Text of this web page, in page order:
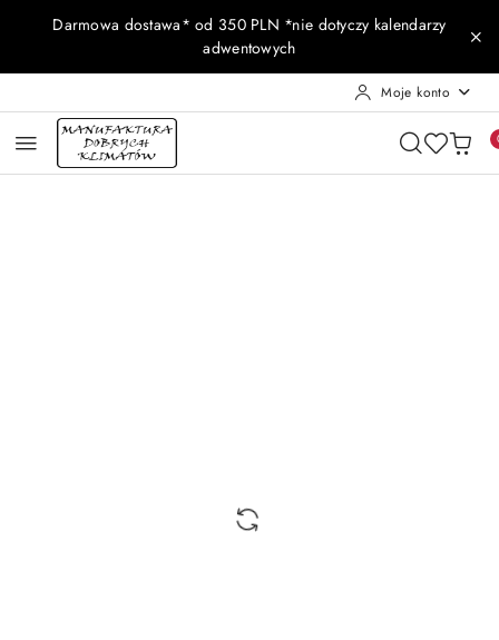
Przejdź do treści głównej
Przejdź do wyszukiwarki
Przejdź do moje konto
Przejdź do menu głównego
Przejdź do opisu produktu
Przejdź do stopki
Darmowa dostawa* od 350 PLN *nie dotyczy kalendarzy
adwentowych
Moje konto